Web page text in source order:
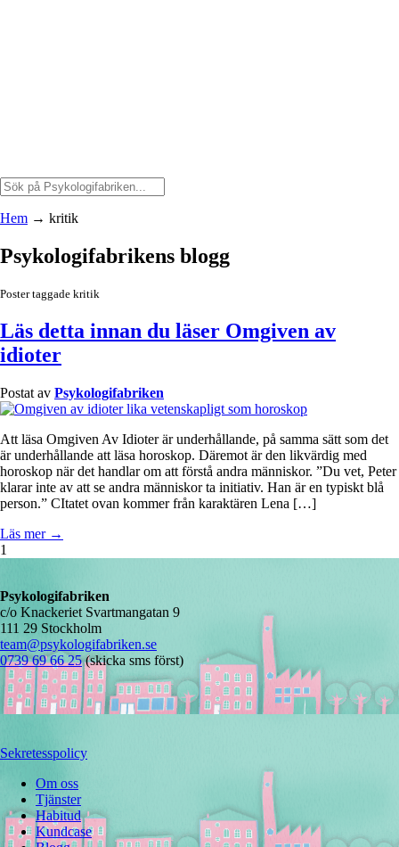
Hem → kritik
Psykologifabrikens blogg
Poster taggade kritik
Läs detta innan du läser Omgiven av
idioter
Postat av Psykologifabriken
Att läsa Omgiven Av Idioter är underhållande, på samma sätt som det
är underhållande att läsa horoskop. Däremot är den likvärdig med
horoskop när det handlar om att förstå andra människor. ”Du vet, Peter
klarar inte av att se andra människor ta initiativ. Han är en typiskt blå
person.” CItatet ovan kommer från karaktären Lena […]
Läs mer →
1
Psykologifabriken
c/o Knackeriet Svartmangatan 9
111 29 Stockholm
team@psykologifabriken.se
0739 69 66 25(skicka sms först)
Sekretesspolicy
Om oss
Tjänster
Habitud
Kundcase